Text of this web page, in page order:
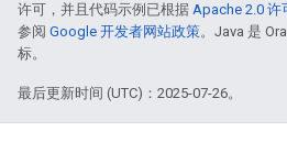
许可，并且代码示例已根据 Apache 2.0 许
参阅 Google 开发者网站政策。Java 是
标。
最后更新时间 (UTC)：2025-07-26。